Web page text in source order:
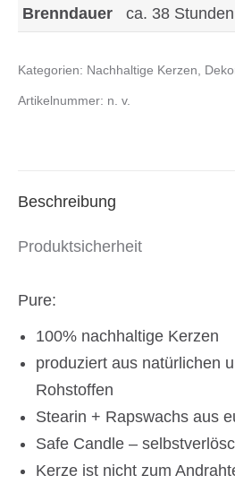
nachhaltige
Größe
130x60
Ausführung
Menge
Brenndauer ca. 38
Kategorien: Nachhaltige Kerzen
Artikelnummer: n. v.
Beschreibung
Produktsicherheit
Pure:
100% nachhaltige Kerzen
produziert aus natürlichen
Rohstoffen
Stearin + Rapswachs aus
Safe Candle –
Kerze ist nicht zum